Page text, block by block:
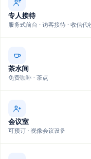
专人接待
服务式前台 · 访客接待 · 收信代
茶水间
免费咖啡 · 茶点
会议室
可预订 · 视像会议设备